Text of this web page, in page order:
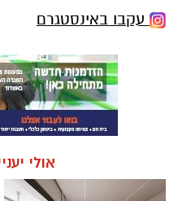
עקבו באינסטגרם
אולי